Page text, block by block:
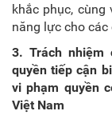
khắc phục,
năng lực cho các
3. Trách nhiệm
quyền tiếp cận
vi phạm quyền
Việt Nam